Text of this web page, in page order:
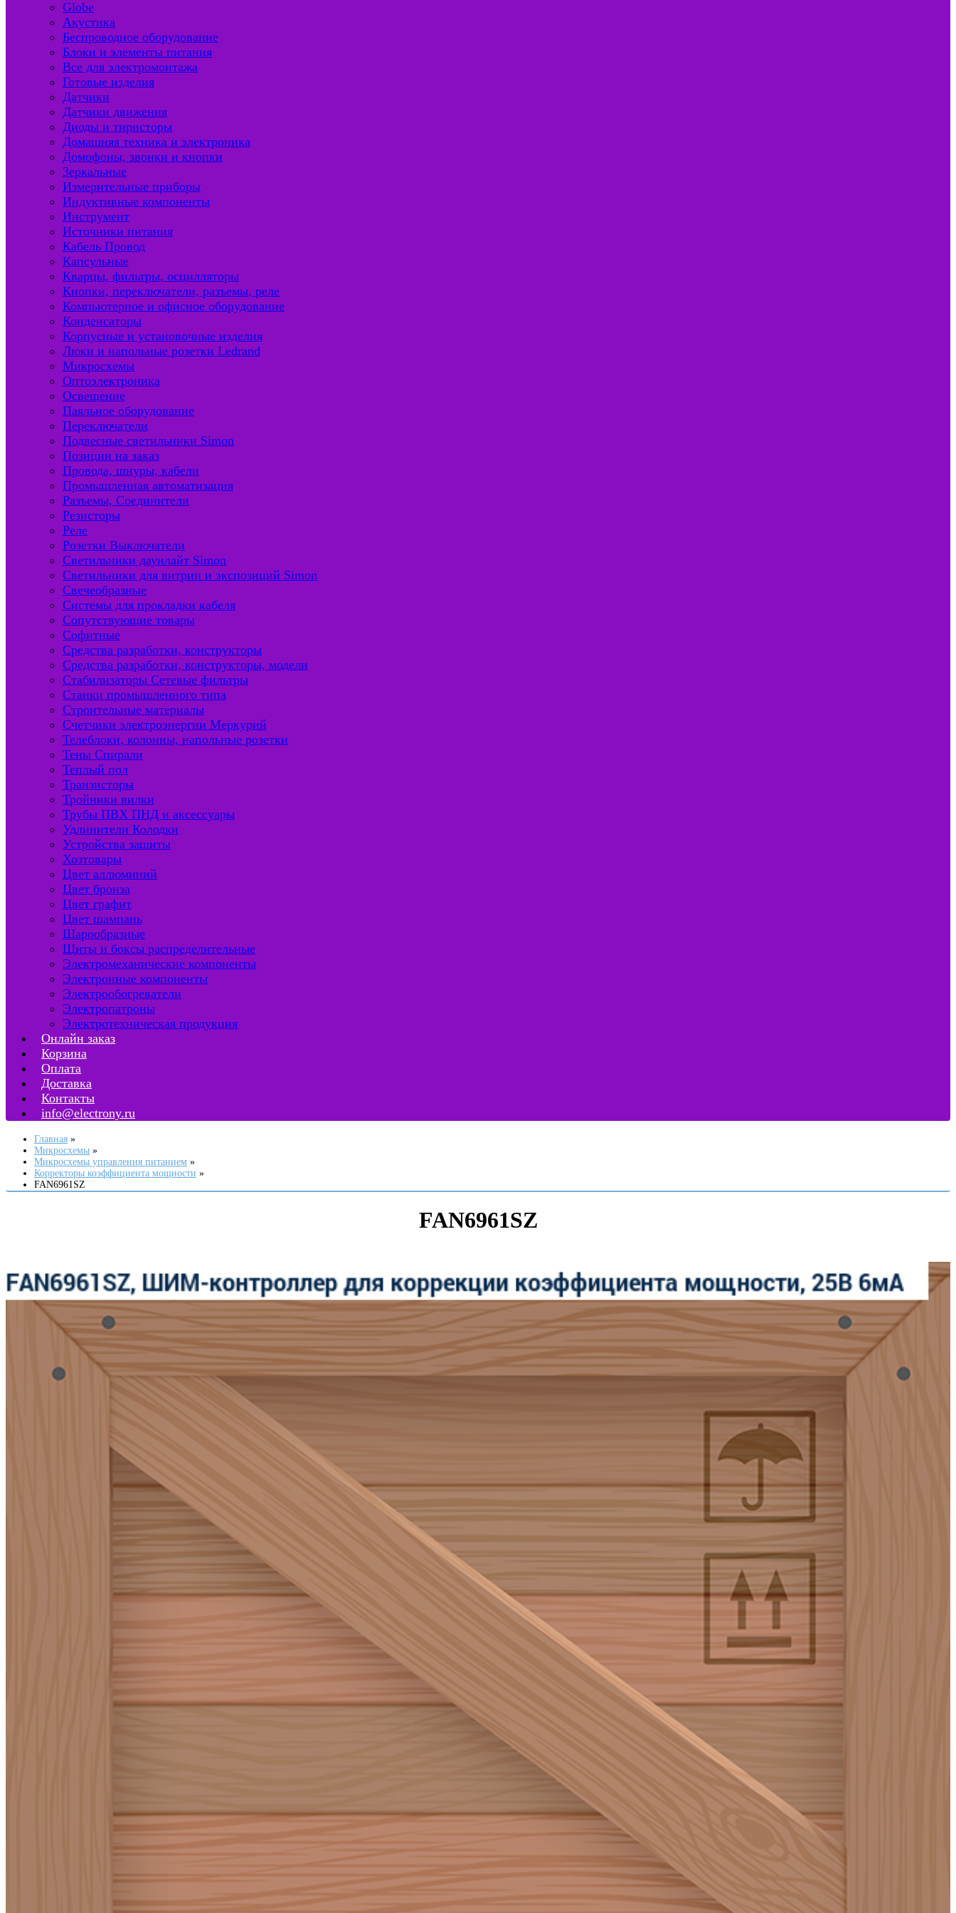
Globe
Акустика
Беспроводное оборудование
Блоки и элементы питания
Все для электромонтажа
Готовые изделия
Датчики
Датчики движения
Диоды и тиристоры
Домашняя техника и электроника
Домофоны, звонки и кнопки
Зеркальные
Измерительные приборы
Индуктивные компоненты
Инструмент
Источники питания
Кабель Провод
Капсульные
Кварцы, фильтры, осцилляторы
Кнопки, переключатели, разъемы, реле
Компьютерное и офисное оборудование
Конденсаторы
Корпусные и установочные изделия
Люки и напольные розетки Ledrand
Микросхемы
Оптоэлектроника
Освещение
Паяльное оборудование
Переключатели
Подвесные светильники Simon
Позиции на заказ
Провода, шнуры, кабели
Промышленная автоматизация
Разъемы, Соединители
Резисторы
Реле
Розетки Выключатели
Светильники даунлайт Simon
Светильники для витрин и экспозиций Simon
Свечеобразные
Системы для прокладки кабеля
Сопутствующие товары
Софитные
Средства разработки, конструкторы
Средства разработки, конструкторы, модели
Стабилизаторы Сетевые фильтры
Станки промышленного типа
Строительные материалы
Счетчики электроэнергии Меркурий
Телеблоки, колонны, напольные розетки
Тены Спирали
Теплый пол
Транзисторы
Тройники вилки
Трубы ПВХ ПНД и аксессуары
Удлинители Колодки
Устройства защиты
Хозтовары
Цвет аллюминий
Цвет бронза
Цвет графит
Цвет шампань
Шарообразные
Щиты и боксы распределительные
Электромеханические компоненты
Электронные компоненты
Электрообогреватели
Электропатроны
Электротехническая продукция
Онлайн заказ
Корзина
Оплата
Доставка
Контакты
info@electrony.ru
Главная
Микросхемы
Микросхемы управления питанием
Корректоры коэффициента мощности
FAN6961SZ
FAN6961SZ